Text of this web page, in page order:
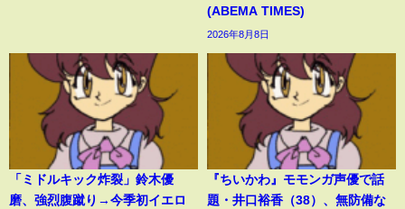
(ABEMA TIMES)
2026年8月8日
「ミドルキック炸裂」鈴木優
磨、強烈腹蹴り→今季初イエロ
『ちいかわ』モモンガ声優で話
題・井口裕香（38）、無防備な